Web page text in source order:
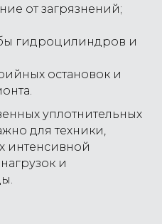
от загрязнений;
гидроцилиндров и
остановок и
уплотнительных
для техники,
интенсивной
и